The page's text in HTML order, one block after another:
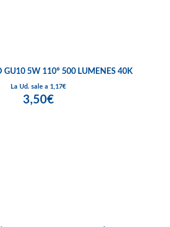
GU10 5W 110º 500 LUMENES 40K
La Ud. sale a 1,17€
3,50€